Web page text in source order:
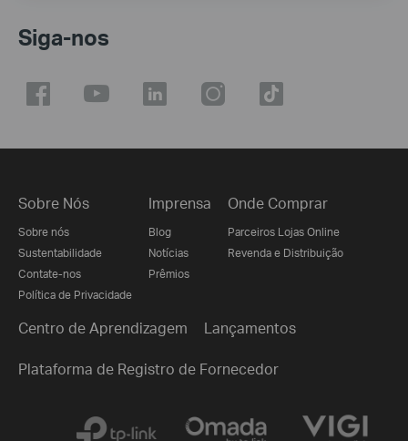
Siga-nos
Sobre Nós
Sobre nós
Sustentabilidade
Contate-nos
Política de Privacidade
Imprensa
Blog
Notícias
Prêmios
Onde Comprar
Parceiros Lojas Online
Revenda e Distribuição
Centro de Aprendizagem Lançamentos
Plataforma de Registro de Fornecedor